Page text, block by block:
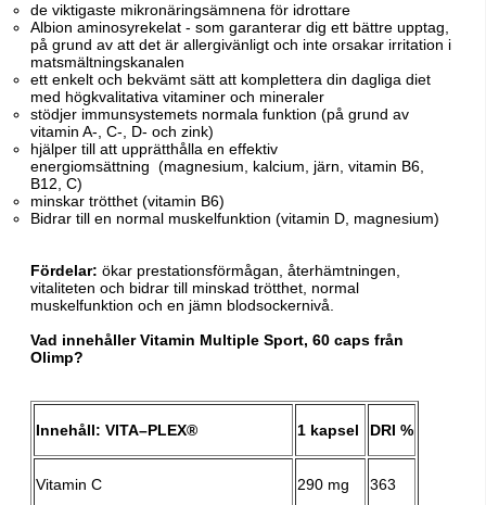
de viktigaste mikronäringsämnena för idrottare
Albion aminosyrekelat - som garanterar dig ett bättre upptag,
på grund av att det är allergivänligt och inte orsakar irritation i
matsmältningskanalen
ett enkelt och bekvämt sätt att komplettera din dagliga diet
med högkvalitativa vitaminer och mineraler
stödjer immunsystemets normala funktion (på grund av
vitamin A-, C-, D- och zink)
hjälper till att upprätthålla en effektiv
energiomsättning (magnesium, kalcium, järn, vitamin B6,
B12, C)
minskar trötthet (vitamin B6)
Bidrar till en normal muskelfunktion (vitamin D, magnesium)
Fördelar: ökar prestationsförmågan, återhämtningen,
vitaliteten och bidrar till minskad trötthet, normal
muskelfunktion och en jämn blodsockernivå.
Vad innehåller Vitamin Multiple Sport, 60 caps från
Olimp?
Innehåll: VITA–PLEX® 1 kapsel DRI %
Vitamin C 290 mg 363